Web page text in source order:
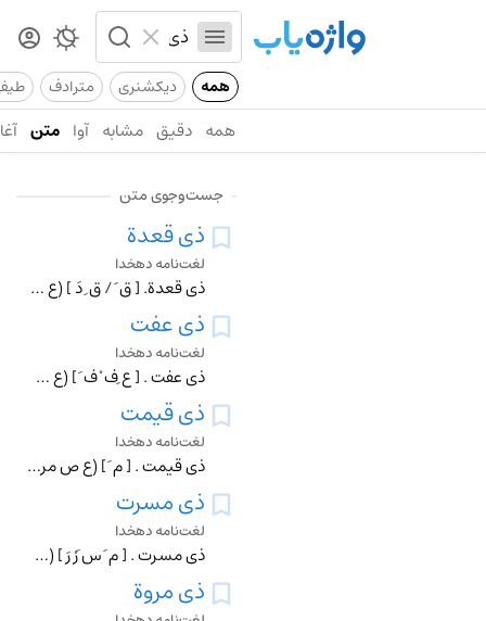
همه دیکشنری مترادف
همه دقیق مشابه آوا متن
جست‌وجوی متن
ذی قعدة
لغت‌نامه دهخدا
ذی قعدة. [ ق َ / ق ِ دَ ] (ع اِ مرکب ) و ذیقعدة الحرام . رجوع به بذوالقعدة شود.
ذی عفت
لغت‌نامه دهخدا
ذی عفت . [ ع ِف ْ ف َ ] (ع ص مرکب ) صاحب عفاف .
ذی قیمت
لغت‌نامه دهخدا
ذی قیمت . [ م َ ] (ع ص مرکب ) صاحب ارز و بها. ارجمند. بهاور. ارزنده .
ذی مسرت
لغت‌نامه دهخدا
ذی مسرت . [ م َ س َرْ رَ ] (ع ص مرکب ) صاحب شادمانی .فرحناک . و در عناوین نویسند: خدمت ذیمسرت فلان ...
ذی مروة